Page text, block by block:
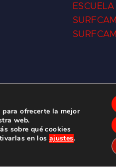
©2026.
GALAN 1, SALINAS
ofrecerte la mejor
web.
sobre qué cookies
en los ajustes.